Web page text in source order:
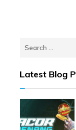
Search
Latest Blog